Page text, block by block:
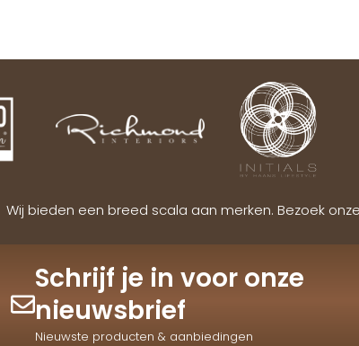
Wij bieden een breed scala aan merken. Bezoek
Schrijf je in voor onze
nieuwsbrief
Nieuwste producten & aanbiedingen